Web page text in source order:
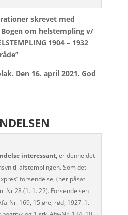
skrevet med
om helstempling v/
1904 – 1932
Den 16. april 2021. God
interessant,er denne det
til afstemplingen. Som det
forsendelse, (her påsat
Nr.28 (1. 1. 22). Forsendelsen
Nr. 169, 15 øre, rød, 1927. 1.